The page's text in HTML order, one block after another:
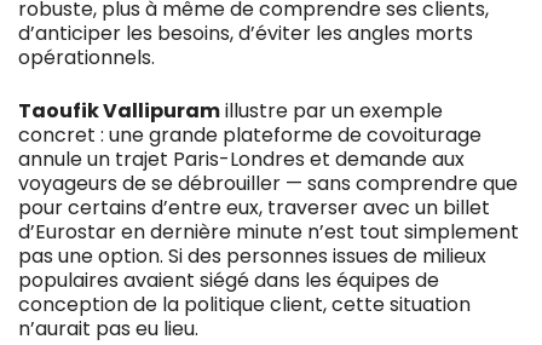
robuste, plus à même de comprendre ses clients,
d’anticiper les besoins, d’éviter les angles morts
opérationnels.
Taoufik Vallipuramillustre par un exemple
concret : une grande plateforme de covoiturage
annule un trajet Paris-Londres et demande aux
voyageurs de se débrouiller — sans comprendre que
pour certains d’entre eux, traverser avec un billet
d’Eurostar en dernière minute n’est tout simplement
pas une option. Si des personnes issues de milieux
populaires avaient siégé dans les équipes de
conception de la politique client, cette situation
n’aurait pas eu lieu.